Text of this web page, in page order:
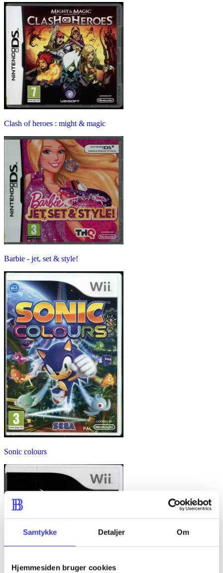
Samtykke Detaljer Om
Hjemmesiden bruger cookies
Clash of heroes : might & magic
Barbie - jet, set & style!
Sonic colours